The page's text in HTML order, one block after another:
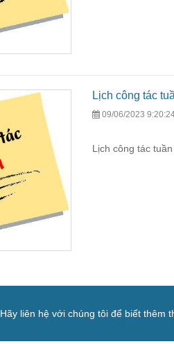
Lịch công tác
09/06/2023
Lịch công tác
Hãy liên hệ với chúng tôi để biết thêm